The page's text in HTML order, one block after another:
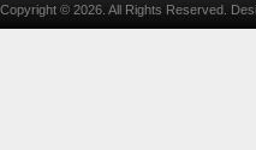
Copyright © 2026. All Rights Reserved.